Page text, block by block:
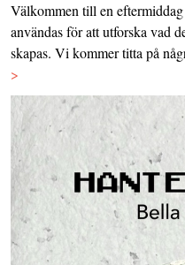
Välkommen till en
användas för att utforska vad
skapas. Vi kommer titta på
>